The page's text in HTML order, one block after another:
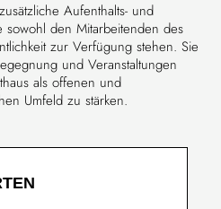
Aufenthalts- und
sowohl den Mitarbeitenden des
zur Verfügung stehen. Sie
und Veranstaltungen
als offenen und
Umfeld zu stärken.